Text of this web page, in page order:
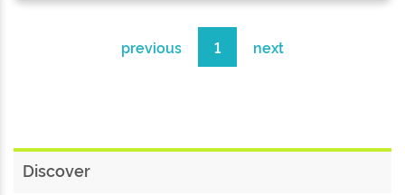
previous 1 next
Discover